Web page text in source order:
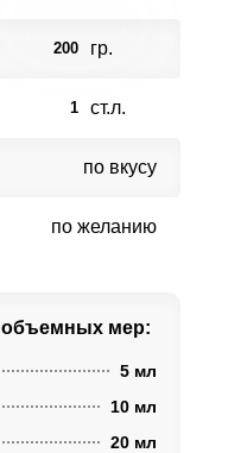
200 гр.
1 ст.л.
по вкусу
по желанию
объемных мер:
5 мл
10 мл
20 мл